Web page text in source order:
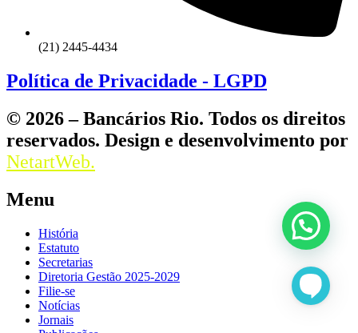
(21) 2445-4434
Política de Privacidade - LGPD
© 2026 – Bancários Rio. Todos os direitos
reservados. Design e desenvolvimento por
NetartWeb.
Menu
História
Estatuto
Secretarias
Diretoria Gestão 2025-2029
Filie-se
Notícias
Jornais